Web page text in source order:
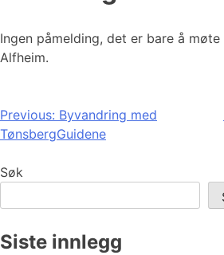
Ingen påmelding, det er bare å
Alfheim.
Innleggsnavigasjon
Previous: Byvandring med
TønsbergGuidene
Søk
Siste innlegg